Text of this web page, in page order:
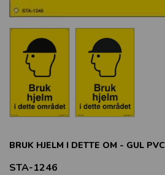
BRUK HJELM I DETTE OM - GUL PVC
STA-1246